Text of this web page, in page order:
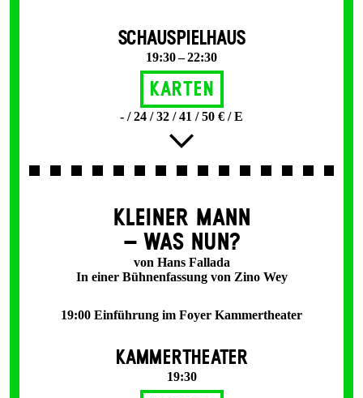
SCHAUSPIELHAUS
19:30 – 22:30
Karten
- / 24 / 32 / 41 / 50 € / E
KLEINER MANN
– WAS NUN?
von Hans Fallada
In einer Bühnenfassung von Zino Wey
19:00 Einführung im Foyer Kammertheater
KAMMERTHEATER
19:30